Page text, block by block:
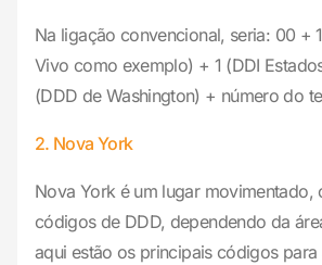
Na ligação convencional, seria: 00 +
Vivo como exemplo) + 1 (DDI
(DDD de Washington) + número do
2. Nova York
Nova York é um lugar movimentado,
códigos de DDD, dependendo da
aqui estão os principais códigos